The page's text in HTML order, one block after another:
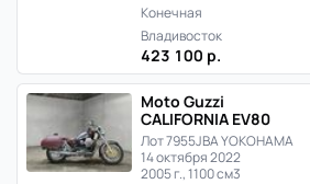
продаж
в
Японии
Конечная
Владивосток
423 100 р.
Moto Guzzi
CALIFORNIA EV80
Лот 7955JBA YOKOHAMA
14 октября 2022
2005 г., 1100 см3